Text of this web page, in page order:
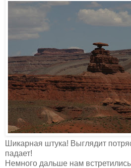
Шикарная штука! Выглядит
падает!
Немного дальше нам